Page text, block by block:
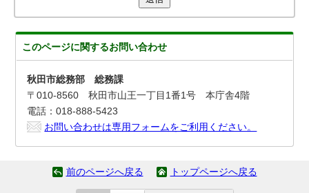
このページに関するお問い合わせ
秋田市総務部 総務課
〒010-8560 秋田市山王一丁目1番1号 本庁舎4階
電話：018-888-5423
お問い合わせは専用フォームをご利用ください。
前のページへ戻る トップページへ戻る